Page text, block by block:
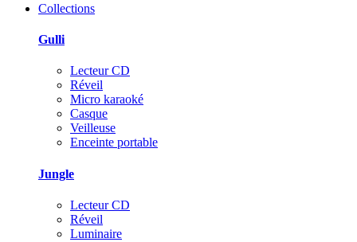
Collections
Gulli
Lecteur CD
Réveil
Micro karaoké
Casque
Veilleuse
Enceinte portable
Jungle
Lecteur CD
Réveil
Luminaire